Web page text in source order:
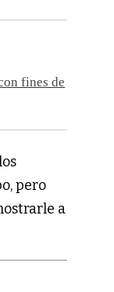
fines de
pero
a